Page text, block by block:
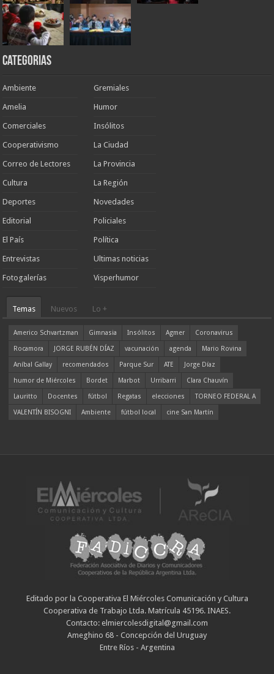
Categorias
Ambiente
Amelia
Comerciales
Cooperativismo
Correo de Lectores
Cultura
Deportes
Editorial
El País
Entrevistas
Fotogalerías
Gremiales
Humor
Insólitos
La Ciudad
La Provincia
La Región
Novedades
Policiales
Política
Ultimas noticias
Visperhumor
Temas Nuevos Lo +
Americo Schvartzman Gimnasia Insólitos Agmer
Coronavirus
Rocamora
JORGE RUBÉN DÍAZ vacunación agenda
Mario Rovina
Aníbal Gallay
recomendados Parque Sur ATE
Jorge Díaz
humor de Miércoles
Bordet Marbot Urribarri
Clara Chauvín
Lauritto
Docentes fútbol Regatas elecciones
TORNEO FEDERAL A
VALENTÍN BISOGNI
Ambiente fútbol local cine San Martín
Editado por la Cooperativa El Miércoles Comunicación y Cultura
Cooperativa de Trabajo Ltda. Matrícula 45196. INAES.
Contacto: elmiercolesdigital@gmail.com
Ameghino 68 - Concepción del Uruguay
Entre Ríos - Argentina